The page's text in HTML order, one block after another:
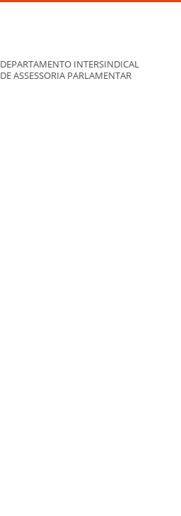
DEPARTAMENTO INTERSINDICAL
DE ASSESSORIA PARLAMENTAR